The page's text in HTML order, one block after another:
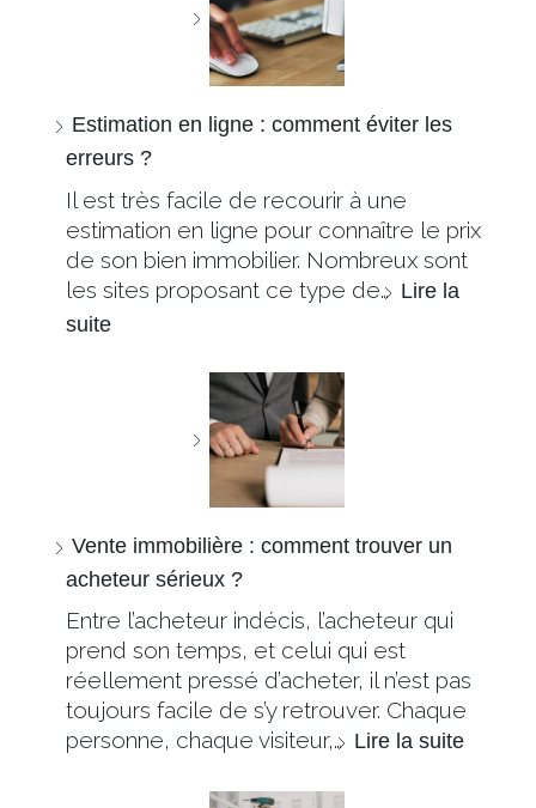
Estimation en ligne : comment éviter les
erreurs ?
Il est très facile de recourir à une
estimation en ligne pour connaître le prix
de son bien immobilier. Nombreux sont
les sites proposant ce type de… Lire la
suite
Vente immobilière : comment trouver un
acheteur sérieux ?
Entre l’acheteur indécis, l’acheteur qui
prend son temps, et celui qui est
réellement pressé d’acheter, il n’est pas
toujours facile de s’y retrouver. Chaque
personne, chaque visiteur,… Lire la suite